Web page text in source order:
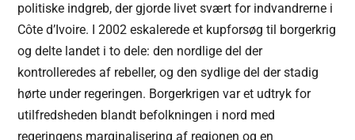
politiske indgreb, der gjorde livet svært for indvandrerne i
Côte d’Ivoire. I 2002 eskalerede et kupforsøg til borgerkrig
og delte landet i to dele: den nordlige del der
kontrolleredes af rebeller, og den sydlige del der stadig
hørte under regeringen. Borgerkrigen var et udtryk for
utilfredsheden blandt befolkningen i nord med
regeringens marginalisering af regionen og en